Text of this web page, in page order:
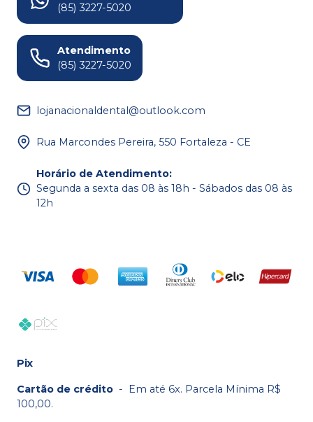
(85) 3227-5020
Atendimento
(85) 3227-5020
lojanacionaldental@outlook.com
Rua Marcondes Pereira, 550 Fortaleza - CE
Horário de Atendimento:
Segunda a sexta das 08 às 18h - Sábados das 08 às
12h
Pix
Cartão de crédito - Em até 6x. Parcela Mínima R$
100,00.